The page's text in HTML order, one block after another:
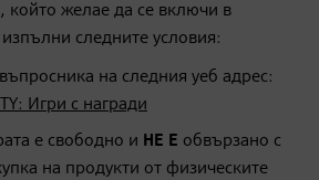
който желае да се включи в
следните условия:
на следния уеб адрес:
Игри с награди
е свободно и НЕ Е обвързано с
на продукти от физическите